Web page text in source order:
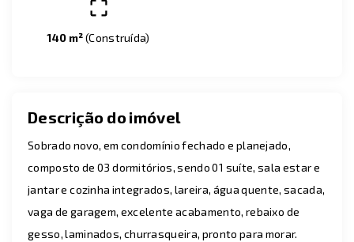
140 m²(Construída)
Descrição do imóvel
Sobrado novo, em condomínio fechado e planejado,
composto de 03 dormitórios, sendo 01 suíte, sala estar e
jantar e cozinha integrados, lareira, água quente, sacada,
vaga de garagem, excelente acabamento, rebaixo de
gesso, laminados, churrasqueira, pronto para morar.